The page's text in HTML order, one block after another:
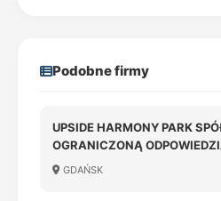
Podobne firmy
UPSIDE HARMONY PARK
OGRANICZONĄ
GDAŃSK